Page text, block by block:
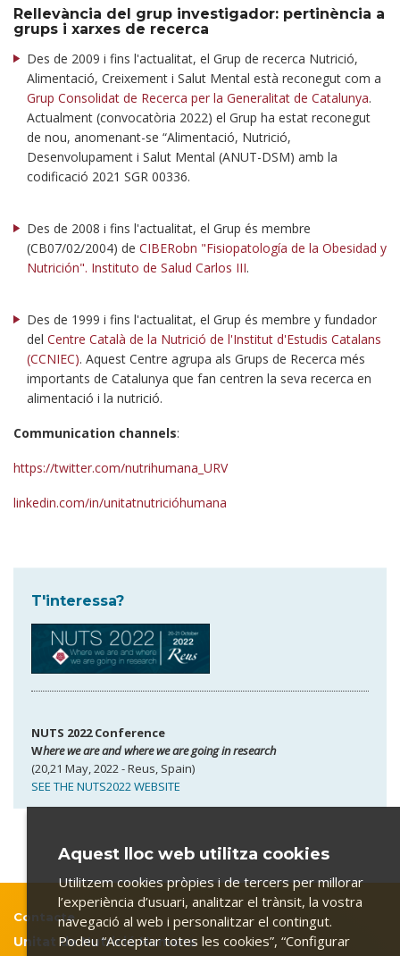
Rellevància del grup investigador: pertinència a
grups i xarxes de recerca
Des de 2009 i fins l'actualitat, el Grup de recerca Nutrició,
Alimentació, Creixement i Salut Mental està reconegut com a
Grup Consolidat de Recerca per la Generalitat de Catalunya.
Actualment (convocatòria 2022) el Grup ha estat reconegut
de nou, anomenant-se “Alimentació, Nutrició,
Desenvolupament i Salut Mental (ANUT-DSM) amb la
codificació 2021 SGR 00336.
Des de 2008 i fins l'actualitat, el Grup és membre
(CB07/02/2004) de CIBERobn "Fisiopatología de la Obesidad y
Nutrición". Instituto de Salud Carlos III.
Des de 1999 i fins l'actualitat, el Grup és membre y fundador
del Centre Català de la Nutrició de l'Institut d'Estudis Catalans
(CCNIEC). Aquest Centre agrupa als Grups de Recerca més
importants de Catalunya que fan centren la seva recerca en
alimentació i la nutrició.
Communication channels:
https://twitter.com/nutrihumana_URV
linkedin.com/in/unitatnutricióhumana
T'interessa?
NUTS 2022 Conference
Where we are and where we are going in research
(20,21 May, 2022 - Reus, Spain)
SEE THE NUTS2022 WEBSITE
Contacte
Unitat de Nutrició Humana
Aquest lloc web utilitza cookies
Utilitzem cookies pròpies i de tercers per millorar
l’experiència d’usuari, analitzar el trànsit, la vostra
navegació al web i personalitzar el contingut.
Podeu “Acceptar totes les cookies”, “Configurar